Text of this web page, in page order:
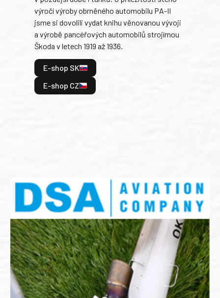
výročí výroby obrněného automobilu PA-II
jsme si dovolili vydat knihu věnovanou vývoji
a výrobě pancéřových automobilů strojírnou
Škoda v letech 1919 až 1936.
E-shop SK
E-shop CZ